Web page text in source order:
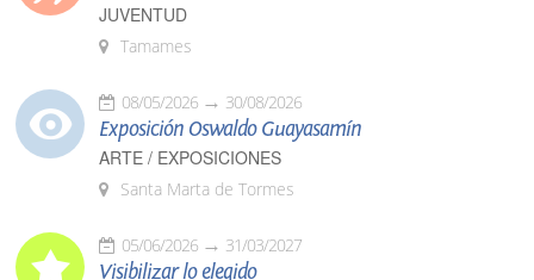
JUVENTUD
Tamames
08/05/2026 30/08/2026
Exposición Oswaldo Guayasamín
ARTE / EXPOSICIONES
Santa Marta de Tormes
05/06/2026 31/03/2027
Visibilizar lo elegido